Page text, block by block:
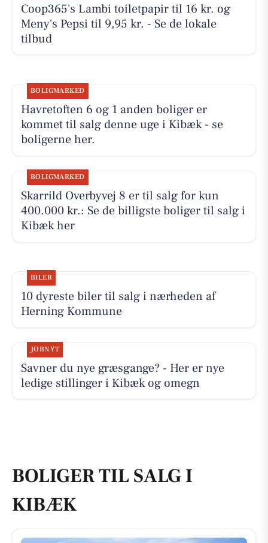
Coop365's Lambi toiletpapir til 16 kr. og
Meny's Pepsi til 9,95 kr. - Se de lokale
tilbud
BOLIGMARKED
Havretoften 6 og 1 anden boliger er
kommet til salg denne uge i Kibæk - se
boligerne her.
BOLIGMARKED
Skarrild Overbyvej 8 er til salg for kun
400.000 kr.: Se de billigste boliger til salg i
Kibæk her
BILER
10 dyreste biler til salg i nærheden af
Herning Kommune
JOBNYT
Savner du nye græsgange? - Her er nye
ledige stillinger i Kibæk og omegn
BOLIGER TIL SALG I
KIBÆK